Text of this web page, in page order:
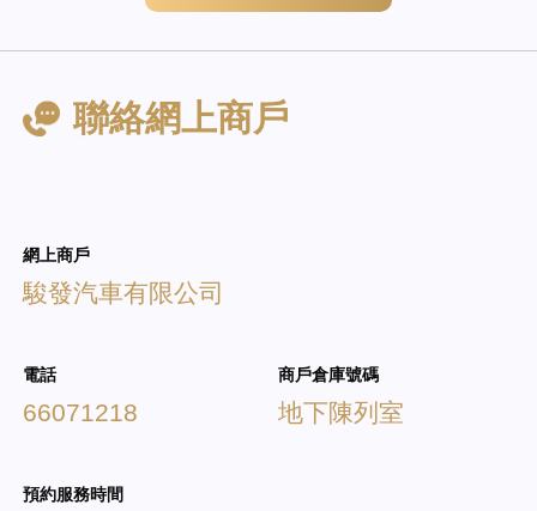
聯絡網上商戶
網上商戶
駿發汽車有限公司
電話
66071218
商戶倉庫號碼
地下陳列室
預約服務時間